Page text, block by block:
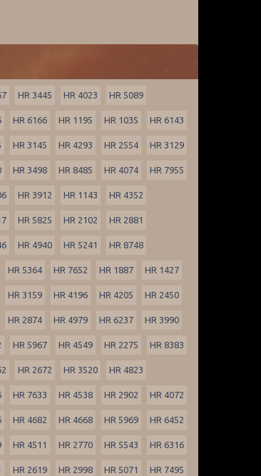
HR 3445 HR 4023 HR 5089
HR 6166 HR 1195 HR 1035 HR 6143
HR 3145 HR 4293 HR 2554 HR 3129
HR 3498 HR 8485 HR 4074 HR 7955
HR 3912 HR 1143 HR 4352
HR 5825 HR 2102 HR 2881
HR 4940 HR 5241 HR 8748
HR 5364 HR 7652 HR 1887 HR 1427
HR 3159 HR 4196 HR 4205 HR 2450
HR 2874 HR 4979 HR 6237 HR 3990
HR 5967 HR 4549 HR 2275 HR 8383
HR 2672 HR 3520 HR 4823
HR 7633 HR 4538 HR 2902 HR 4072
HR 4682 HR 4668 HR 5969 HR 6452
HR 4511 HR 2770 HR 5543 HR 6316
HR 2619 HR 2998 HR 5071 HR 7495